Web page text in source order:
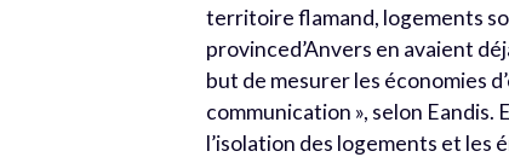
territoire flamand, logements
provinced’Anvers en avaient
but de mesurer les économies
communication », selon
l’isolation des logements et